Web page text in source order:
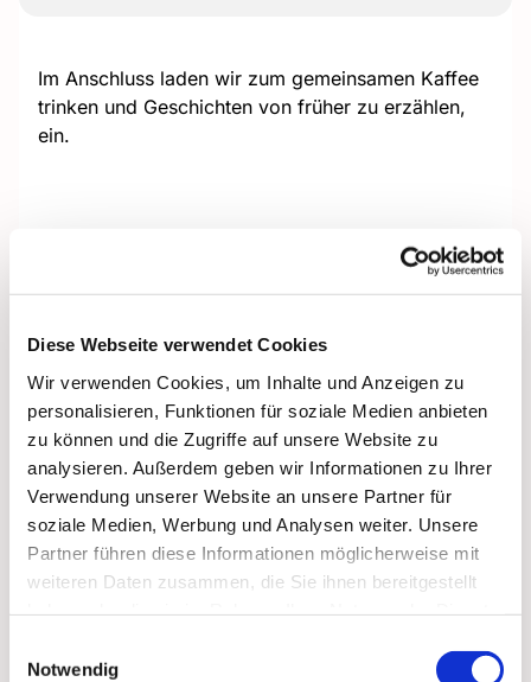
Diese Webseite verwendet Cookies
Wir verwenden Cookies, um Inhalte und Anzeigen zu
personalisieren, Funktionen für soziale Medien anbieten
zu können und die Zugriffe auf unsere Website zu
analysieren. Außerdem geben wir Informationen zu Ihrer
Verwendung unserer Website an unsere Partner für
soziale Medien, Werbung und Analysen weiter. Unsere
Partner führen diese Informationen möglicherweise mit
weiteren Daten zusammen, die Sie ihnen bereitgestellt
Notwendig
Im Anschluss laden wir zum gemeinsamen Kaffee
trinken und Geschichten von früher zu erzählen,
ein.